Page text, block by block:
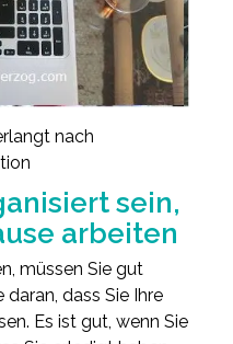
nach
sein,
arbeiten
müssen Sie gut
daran, dass Sie Ihre
Es ist gut, wenn Sie